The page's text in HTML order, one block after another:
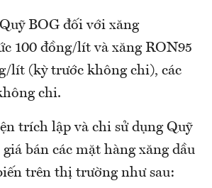
BOG đối với xăng
100 đồng/lít và xăng RON95
lít (kỳ trước không chi), các
chi.
trích lập và chi sử dụng Quỹ
bán các mặt hàng xăng dầu
trên thị trường như sau: